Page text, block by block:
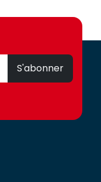
S'abonner